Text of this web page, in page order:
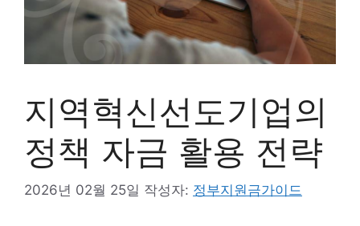
지역혁신선도기업의
정책 자금 활용 전략
2026년 02월 25일 작성자: 정부지원금가이드